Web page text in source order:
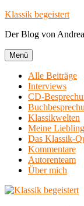
Zum
springen
Klassik begeistert
Der Blog von
Menü
Alle Beiträge
Interviews
CD-
Klassikwelten
Meine
Das Klassik-
Kommentare
Autorenteam
Über mich